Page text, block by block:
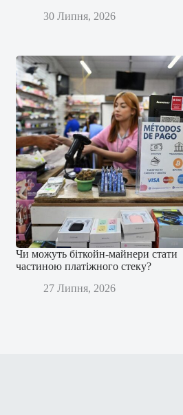
30 Липня, 2026
Чи можуть біткойн-майнери стати
частиною платіжного стеку?
27 Липня, 2026